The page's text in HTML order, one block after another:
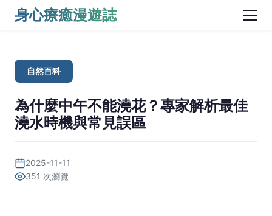
身心療癒漫遊誌
自然百科
為什麼中午不能澆花？專家解析最佳
澆水時機與常見誤區
2025-11-11
351 次瀏覽